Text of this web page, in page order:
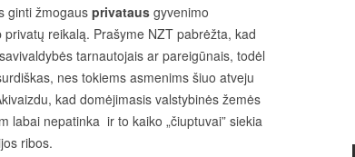
ginti žmogaus privataus gyvenimo
reikalą. Prašyme NZT pabrėžta, kad
tarnautojais ar pareigūnais, todėl
nes tokiems asmenims šiuo atveju
kad domėjimasis valstybinės žemės
labai nepatinka ir to kaiko „čiuptuvai” siekia
ribos.